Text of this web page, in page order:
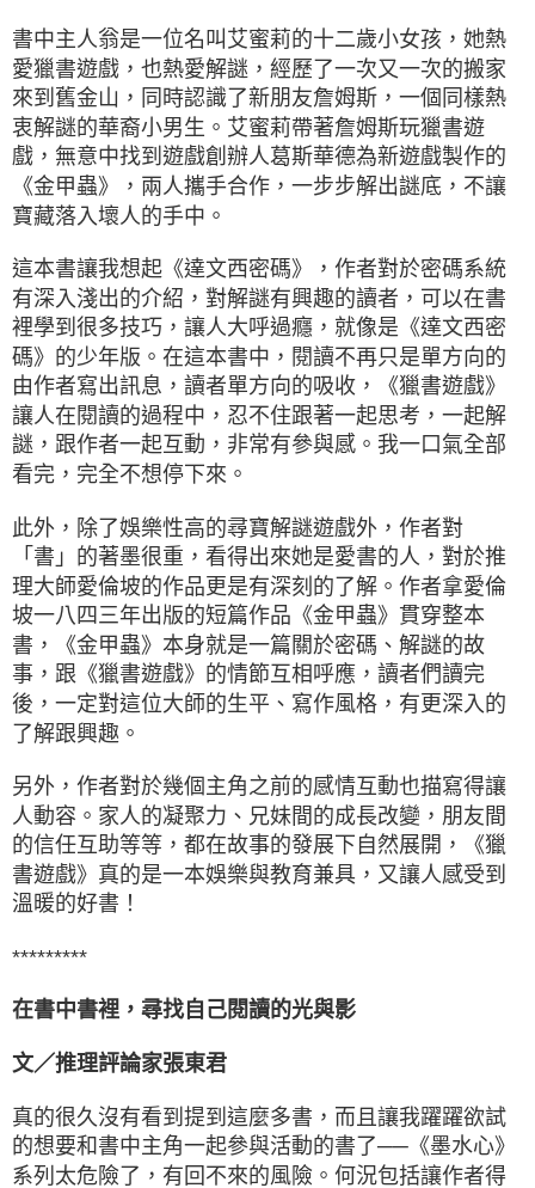
書中主人翁是一位名叫艾蜜莉的十二歲小女孩，她熱
愛獵書遊戲，也熱愛解謎，經歷了一次又一次的搬家
來到舊金山，同時認識了新朋友詹姆斯，一個同樣熱
衷解謎的華裔小男生。艾蜜莉帶著詹姆斯玩獵書遊
戲，無意中找到遊戲創辦人葛斯華德為新遊戲製作的
《金甲蟲》，兩人攜手合作，一步步解出謎底，不讓
寶藏落入壞人的手中。
這本書讓我想起《達文西密碼》，作者對於密碼系統
有深入淺出的介紹，對解謎有興趣的讀者，可以在書
裡學到很多技巧，讓人大呼過癮，就像是《達文西密
碼》的少年版。在這本書中，閱讀不再只是單方向的
由作者寫出訊息，讀者單方向的吸收，《獵書遊戲》
讓人在閱讀的過程中，忍不住跟著一起思考，一起解
謎，跟作者一起互動，非常有參與感。我一口氣全部
看完，完全不想停下來。
此外，除了娛樂性高的尋寶解謎遊戲外，作者對
「書」的著墨很重，看得出來她是愛書的人，對於推
理大師愛倫坡的作品更是有深刻的了解。作者拿愛倫
坡一八四三年出版的短篇作品《金甲蟲》貫穿整本
書，《金甲蟲》本身就是一篇關於密碼、解謎的故
事，跟《獵書遊戲》的情節互相呼應，讀者們讀完
後，一定對這位大師的生平、寫作風格，有更深入的
了解跟興趣。
另外，作者對於幾個主角之前的感情互動也描寫得讓
人動容。家人的凝聚力、兄妹間的成長改變，朋友間
的信任互助等等，都在故事的發展下自然展開，《獵
書遊戲》真的是一本娛樂與教育兼具，又讓人感受到
溫暖的好書！
*********
在書中書裡，尋找自己閱讀的光與影
文／推理評論家張東君
真的很久沒有看到提到這麼多書，而且讓我躍躍欲試
的想要和書中主角一起參與活動的書了──《墨水心》
系列太危險了，有回不來的風險。何況包括讓作者得